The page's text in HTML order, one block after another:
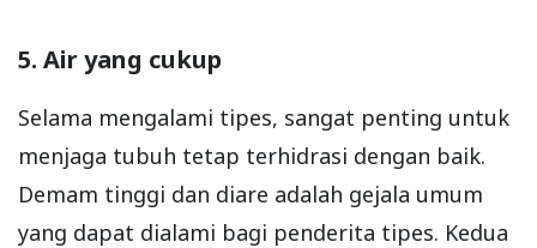
5. Air yang cukup
Selama mengalami tipes, sangat penting untuk
menjaga tubuh tetap terhidrasi dengan baik.
Demam tinggi dan diare adalah gejala umum
yang dapat dialami bagi penderita tipes. Kedua